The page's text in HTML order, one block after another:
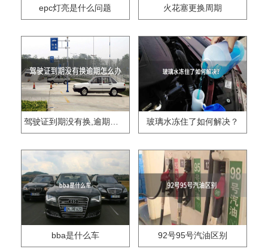
epc灯亮是什么问题 火花塞更换周期
驾驶证到期没有换,逾期怎么办?? 玻璃水冻住了如何解决？
bba是什么车 92号95号汽油区别